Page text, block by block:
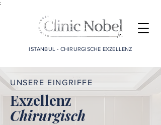
;
ISTANBUL - CHIRURGISCHE EXZELLENZ
UNSERE EINGRIFFE
Exzellenz
Chirurgisch